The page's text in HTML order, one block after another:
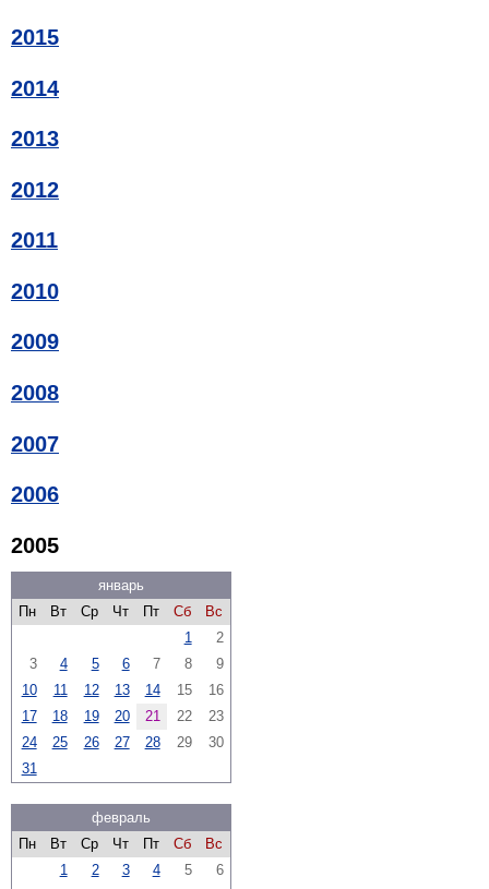
2015
2014
2013
2012
2011
2010
2009
2008
2007
2006
2005
январь
Пн
Вт Ср Чт Пт Сб
Вс
1
2
3
4 5 6 7 8
9
10
11 12 13 14 15
16
17
18 19 20 21 22
23
24
25 26 27 28 29
30
31
февраль
Пн
Вт Ср Чт Пт Сб
Вс
1
2 3 4 5
6